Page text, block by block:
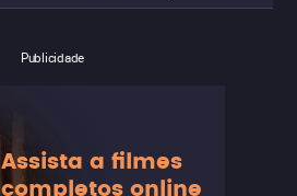
Publicidade
Assista a filmes
completos online